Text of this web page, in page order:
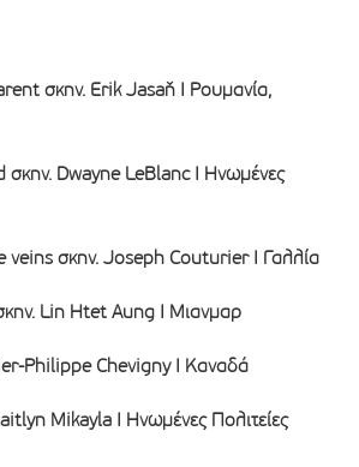
σκην. Erik Jasaň I Ρουμανία,
σκην. Dwayne LeBlanc I Ηνωμένες
σκην. Joseph Couturier I Γαλλία
Lin Htet Aung I Μιανμαρ
Philippe Chevigny I Καναδά
Mikayla I Ηνωμένες Πολιτείες